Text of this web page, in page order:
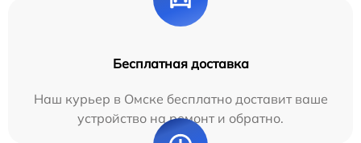
Бесплатная доставка
Наш курьер в Омске бесплатно доставит ваше
устройство на ремонт и обратно.